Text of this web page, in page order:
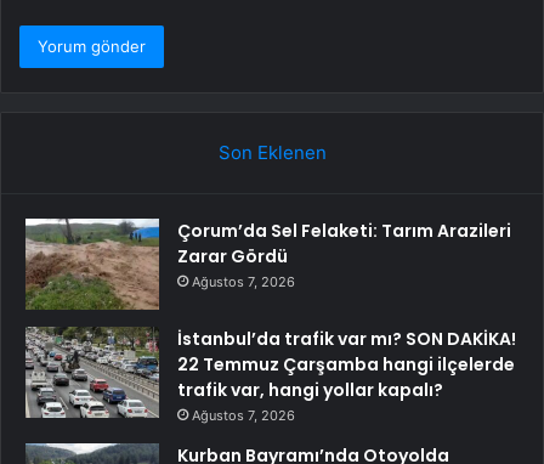
Son Eklenen
Çorum’da Sel Felaketi: Tarım Arazileri
Zarar Gördü
Ağustos 7, 2026
İstanbul’da trafik var mı? SON DAKİKA!
22 Temmuz Çarşamba hangi ilçelerde
trafik var, hangi yollar kapalı?
Ağustos 7, 2026
Kurban Bayramı’nda Otoyolda